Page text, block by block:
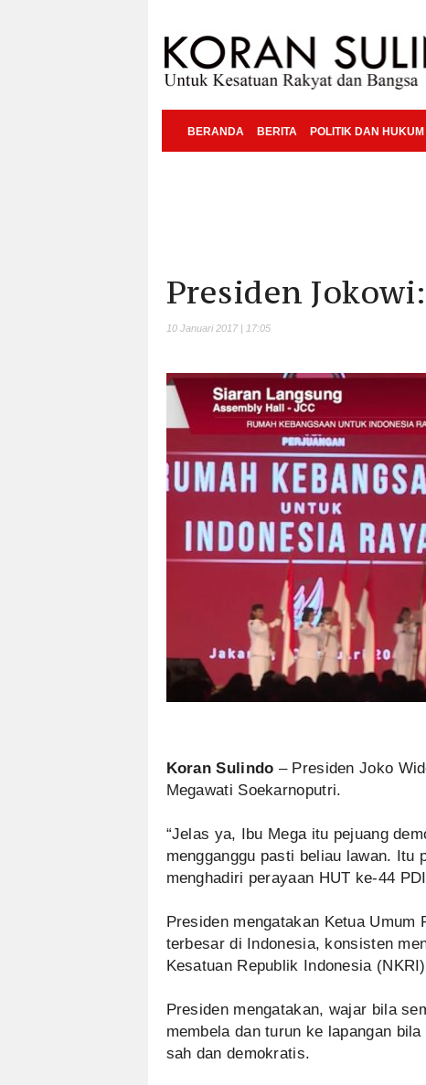
BERANDA BERITA POLITIK DAN HUKUM
Presiden
10 Januari 2017 | 17:05
Koran Sulindo – Presiden Joko
Megawati Soekarnoputri.
“Jelas ya, ‎Ibu Mega itu pejuang
mengganggu pasti beliau lawan. Itu
menghadiri perayaan HUT ke-44
Presiden mengatakan Ketua
terbesar di Indonesia, konsisten
Kesatuan Republik Indonesia
Presiden mengatakan, wajar bila
membela dan turun ke lapangan
sah dan demokratis.